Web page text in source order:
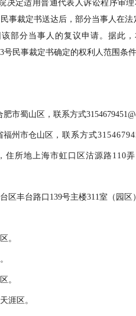
决定适用普通代表人诉讼程序审
民事裁定书送达后，部分当事人在法
部分当事人的复议申请。据此
号民事裁定书确定的权利人范围条
肥市蜀山区，联系方式
福州市仓山区 ，联系方式
住所地上海市虹口区沽源路110
区丰台路口 139号主楼311室（园区
。
。
涯区。